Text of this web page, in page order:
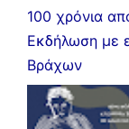
100 χρόνια
Εκδήλωση με
Βράχων